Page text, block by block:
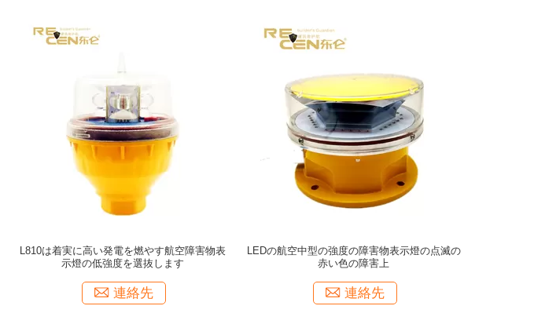
L810は着実に高い発電を燃やす航空障害物表
示燈の低強度を選抜します
連絡先
LEDの航空中型の強度の障害物表示燈の点滅の
赤い色の障害上
連絡先